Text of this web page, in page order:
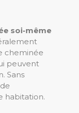
soi-même
cheminée
peuvent
Sans
habitation.